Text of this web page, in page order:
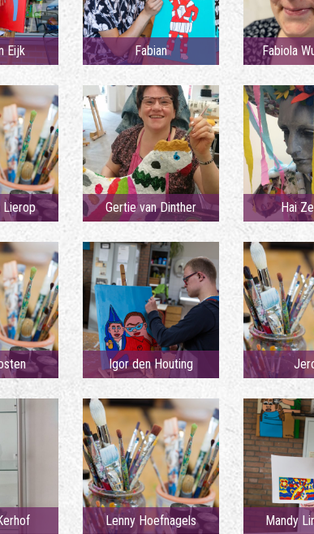
Eijk Fabian Fabiola
Lierop Gertie van Dinther Hai
Igor den Houting
Lenny Hoefnagels Mandy